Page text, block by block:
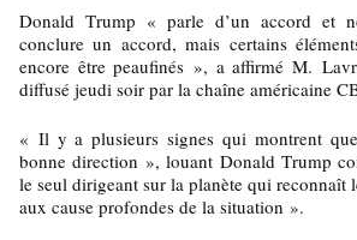
Donald Trump « parle d’un accord et
conclure un accord, mais certains
encore être peaufinés », a affirmé M.
diffusé jeudi soir par la chaîne américaine
« Il y a plusieurs signes qui montrent
bonne direction », louant Donald Trump
le seul dirigeant sur la planète qui reconnaît
aux cause profondes de la situation ».